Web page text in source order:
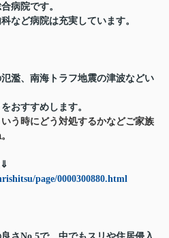
病院です。
など病院は充実しています。
濫、南海トラフ地震の津波などい
おすすめします。
う時にどう対処するかなどご家族
page/0000300880.html